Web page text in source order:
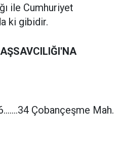
ile Cumhuriyet
ki gibidir.
Çobançeşme Mah.